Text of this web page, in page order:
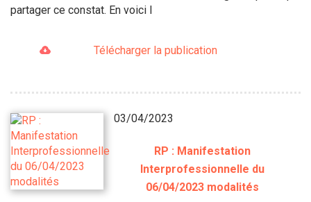
partager ce constat. En voici l
Télécharger la publication
03/04/2023
RP : Manifestation
Interprofessionnelle du
06/04/2023 modalités